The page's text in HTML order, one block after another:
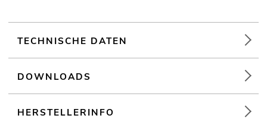
Für Anwendungsgebiete wie zum Beispiel: Video- und
Fotografie; Theater; Produktpräsentationen und Vorträge
TECHNISCHE DATEN
DOWNLOADS
HERSTELLERINFO